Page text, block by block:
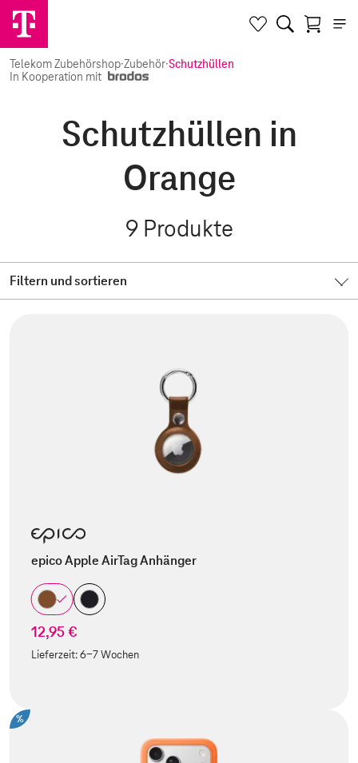
Telekom Zubehörshop·Zubehör·Schutzhüllen
In Kooperation mit
Schutzhüllen in
Orange
9 Produkte
Filtern und sortieren
epico Apple AirTag Anhänger
12,95 €
Lieferzeit:6-7 Wochen
%